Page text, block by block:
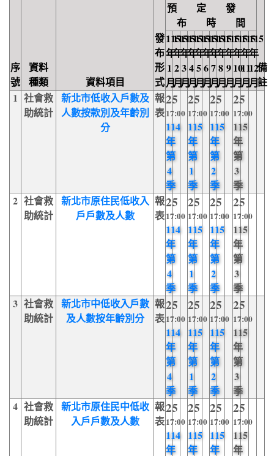
序
號
資料
種類
資料項目
發
布
形
式
預 定 發
布 時 間
備
註
115
年
1
月
115
年
2
月
115
年
3
月
115
年
4
月
115
年
5
月
115
年
6
月
115
年
7
月
115
年
8
月
115
年
9
月
115
年
10
月
115
年
11
月
115
年
12
月
1 社會救
助統計
新北市低收入戶數及
人數按款別及年齡別
分
報
表
25
17:00
114
年
第
4
季
25
17:00
115
年
第
1
季
25
17:00
115
年
第
2
季
25
17:00
115
年
第
3
季
2 社會救
助統計
新北市原住民低收入
戶戶數及人數
報
表
25
17:00
114
年
第
4
季
25
17:00
115
年
第
1
季
25
17:00
115
年
第
2
季
25
17:00
115
年
第
3
季
3 社會救
助統計
新北市中低收入戶數
及人數按年齡別分
報
表
25
17:00
114
年
第
4
季
25
17:00
115
年
第
1
季
25
17:00
115
年
第
2
季
25
17:00
115
年
第
3
季
4 社會救
助統計
新北市原住民中低收
入戶戶數及人數
報
表
25
17:00
114
年
25
17:00
115
年
25
17:00
115
年
25
17:00
115
年